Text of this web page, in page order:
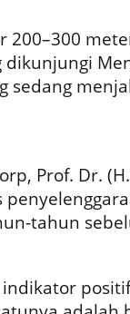
200–300
dikunjungi
sedang
Prof. Dr.
tahun